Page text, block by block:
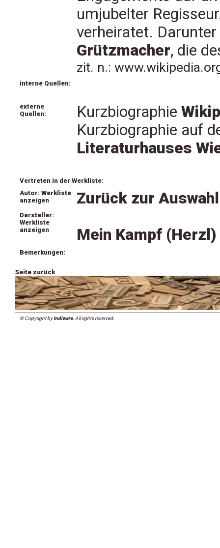
umjubelter
verheiratet.
Grützmacher, die
zit. n.:
interne Quellen:
externe
Quellen:
Kurzbiographie
Kurzbiographie auf
Literaturhauses
Vertreten in der Werkliste:
Autor: Werkliste
anzeigen
Darsteller:
Werkliste
anzeigen
Zurück zur
Mein Kampf (Herzl)
Bemerkungen:
Seite zurück
© Copyright byIndiware. All rights reserved.